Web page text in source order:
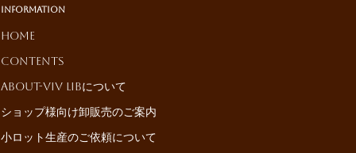
Information
HOME
Contents
About-ViV LiBについて
ショップ様向け卸販売のご案内
小ロット生産のご依頼について